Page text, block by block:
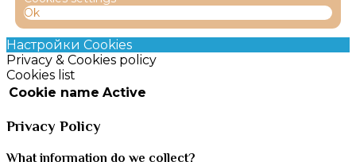
Ok
Настройки Cookies
Privacy & Cookies policy
Cookies list
Cookie name Active
Privacy Policy
What information do we collect?